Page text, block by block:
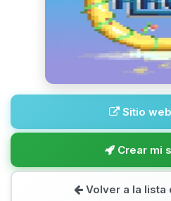
Sitio
Crear mi
Volver a la lista